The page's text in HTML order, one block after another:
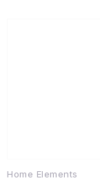
Home Elements